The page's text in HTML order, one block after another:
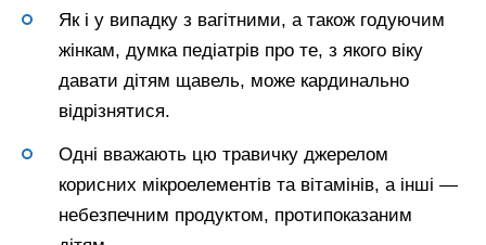
Як і у випадку з вагітними, а також годуючим
жінкам, думка педіатрів про те, з якого віку
давати дітям щавель, може кардинально
відрізнятися.
Одні вважають цю травичку джерелом
корисних мікроелементів та вітамінів, а інші —
небезпечним продуктом, протипоказаним